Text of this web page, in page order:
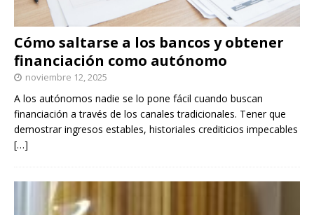
Cómo saltarse a los bancos y obtener
financiación como autónomo
noviembre 12, 2025
A los autónomos nadie se lo pone fácil cuando buscan
financiación a través de los canales tradicionales. Tener que
demostrar ingresos estables, historiales crediticios impecables
[…]